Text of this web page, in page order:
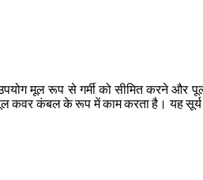
मूल रूप से गर्मी को सीमित करने और
पूल कवर कंबल के रूप में काम करता है। यह